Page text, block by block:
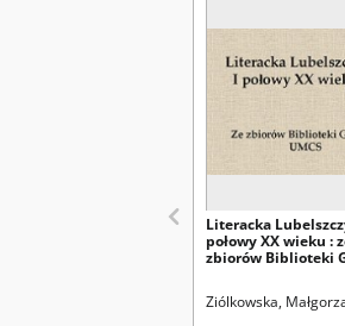
Literacka
połowy XX wieku :
zbiorów Biblioteki
Ziólkowska,